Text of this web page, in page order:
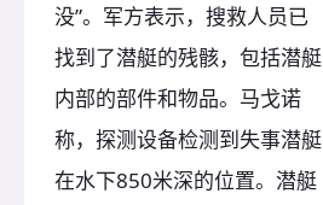
没”。军方表示，搜救人员已
找到了潜艇的残骸，包括潜艇
内部的部件和物品。马戈诺
称，探测设备检测到失事潜艇
在水下850米深的位置。潜艇